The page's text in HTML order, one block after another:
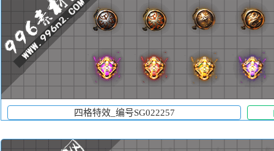
四格特效_编号SG022257